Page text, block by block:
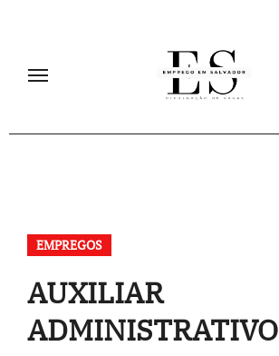
EMPREGOS
AUXILIAR
ADMINISTRATIVO